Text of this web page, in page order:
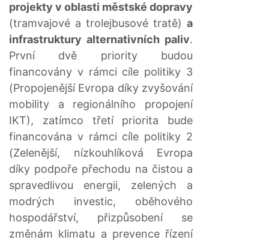
projekty v oblasti městské dopravy
(tramvajové a trolejbusové tratě) a
infrastruktury alternativních paliv.
První dvě priority budou
financovány v rámci cíle politiky 3
(Propojenější Evropa díky zvyšování
mobility a regionálního propojení
IKT), zatímco třetí priorita bude
financována v rámci cíle politiky 2
(Zelenější, nízkouhlíková Evropa
díky podpoře přechodu na čistou a
spravedlivou energii, zelených a
modrých investic, oběhového
hospodářství, přizpůsobení se
změnám klimatu a prevence řízení